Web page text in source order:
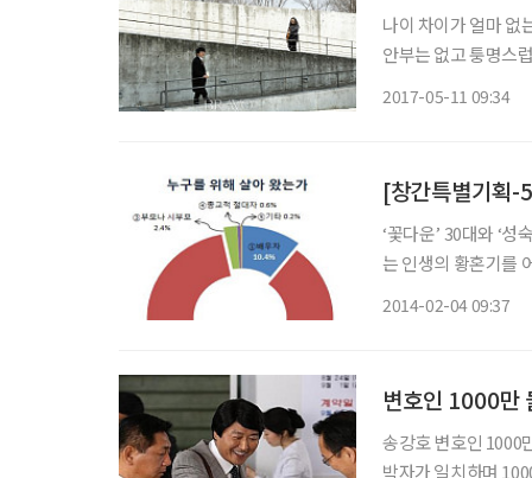
나이 차이가 얼마 없
안부는 없고 퉁명스
2017-05-11 09:34
‘꽃다운’ 30대와 ‘
는 인생의 황혼기를
2014-02-04 09:37
변호인 1000만
송강호 변호인 1000만 돌파 순수익 영화 ‘변호인’(감
박자가 일치하며